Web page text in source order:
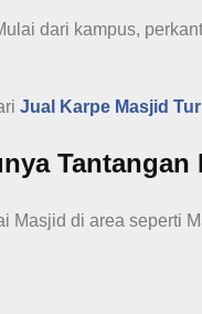
dari kampus,
Jual Karpe Masjid
Tantangan
Masjid di area seperti